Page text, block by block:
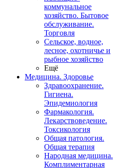
коммунальное
хозяйство. Бытовое
обслуживание.
Торговля
Сельское, водное,
лесное, охотничье и
рыбное хозяйство
Ещё
Медицина. Здоровье
Здравоохранение.
Гигиена.
Эпидемиология
Фармакология.
Лекарствоведение.
Токсикология
Общая патология.
Общая терапия
Народная медицина.
Комплиментарная